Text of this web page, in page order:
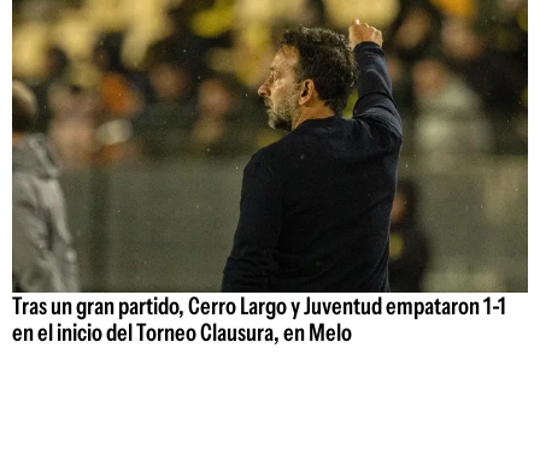
Tras un gran partido, Cerro Largo y Juventud empataron 1-1
en el inicio del Torneo Clausura, en Melo